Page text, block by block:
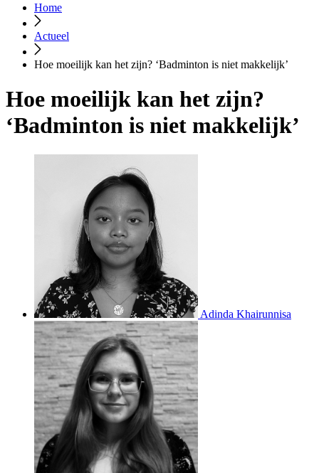
Home
Actueel
Hoe moeilijk kan het zijn? ‘Badminton is niet makkelijk’
Hoe moeilijk kan het zijn?
‘Badminton is niet makkelijk’
Adinda Khairunnisa